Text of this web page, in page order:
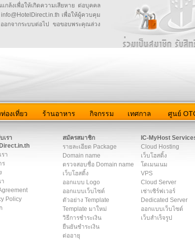
กล้งเพื่อให้เกิดความเสียหาย ต่อบุคคล
เพื่อให้ผู้ควบคุม
อกจากระบบต่อไป ขอขอบพระคุณล่วง
องเที่ยว ร้านอาหาร กิจกรรม เทศกาล ศูนย์
เรา
า
ร
Policy
สมัครสมาชิก
รายละเอียด Package
Domain name
ตรวจสอบชื่อ Domain name
เว็บโฮสติ้ง
ออกแบบ Logo
ออกแบบเว็บไซต์
ตัวอย่าง Template
Template มาใหม่
วิธีการชำระเงิน
ยืนยันชำระเงิน
ต่ออายุ
IC-MyHost
Cloud Hosting
เว็บโฮสติ้ง
โดเมนเนม
VPS
Cloud Server
เช่าเซิร์ฟเวอร์
Dedicated Server
ออกแบบเว็บไซต์
เว็บสำเร็จรูป